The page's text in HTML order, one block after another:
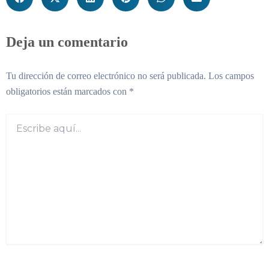
Deja un comentario
Tu dirección de correo electrónico no será publicada. Los campos
obligatorios están marcados con *
aquí...